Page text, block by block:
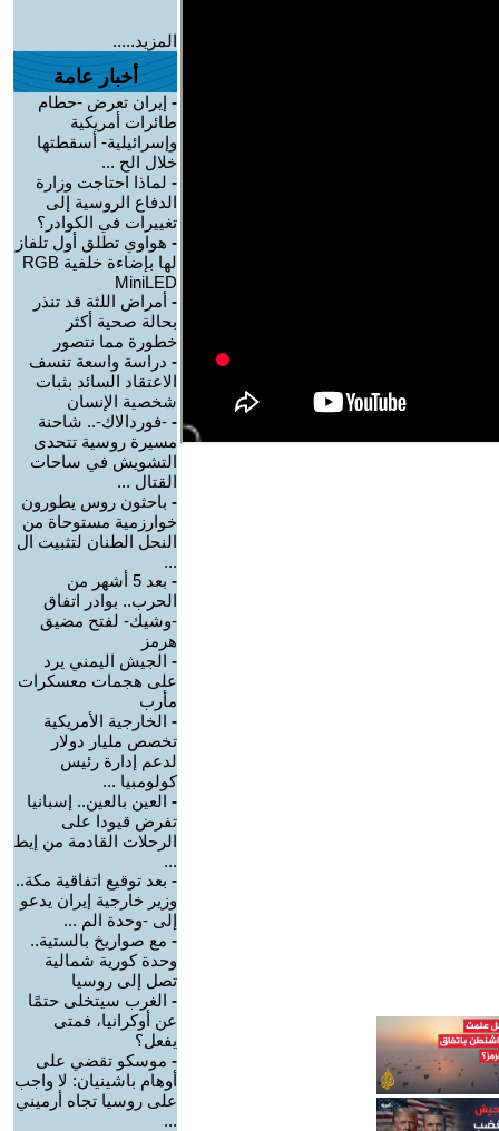
المزيد.....
أخبار عامة
- إيران تعرض -حطام
طائرات أمريكية
وإسرائيلية- أسقطتها
خلال الح ...
- لماذا احتاجت وزارة
الدفاع الروسية إلى
تغييرات في الكوادر؟
- هواوي تطلق أول تلفاز
لها بإضاءة خلفية RGB
MiniLED
- أمراض اللثة قد تنذر
بحالة صحية أكثر
خطورة مما نتصور
- دراسة واسعة تنسف
الاعتقاد السائد بثبات
شخصية الإنسان
- -فوردالاك-.. شاحنة
مسيرة روسية تتحدى
التشويش في ساحات
القتال ...
- باحثون روس يطورون
خوارزمية مستوحاة من
النحل الطنان لتثبيت ال
...
-
بعد 5 أشهر من
الحرب.. بوادر اتفاق
-وشيك- لفتح مضيق
هرمز
- الجيش اليمني يرد
على هجمات معسكرات
مأرب
- الخارجية الأمريكية
تخصص مليار دولار
لدعم إدارة رئيس
كولومبيا ...
- العين بالعين.. إسبانيا
تفرض قيودا على
الرحلات القادمة من إيط
...
- بعد توقيع اتفاقية مكة..
وزير خارجية إيران يدعو
إلى -وحدة الم ...
- مع صواريخ بالستية..
وحدة كورية شمالية
تصل إلى روسيا
- الغرب سيتخلى حتمًا
عن أوكرانيا، فمتى
يفعل؟
- موسكو تقضي على
أوهام باشينيان: لا واجب
على روسيا تجاه أرميني
...